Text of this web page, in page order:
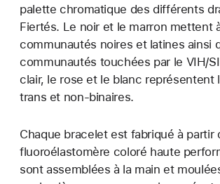
palette chromatique des différents
Fiertés. Le noir et le marron mettent
communautés noires et latines ainsi
communautés touchées par le VIH/
clair, le rose et le blanc représentent
trans et non-binaires.
Chaque bracelet est fabriqué à partir
fluoroélastomère coloré haute
sont assemblées à la main et